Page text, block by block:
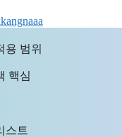
범위
핵심
스트